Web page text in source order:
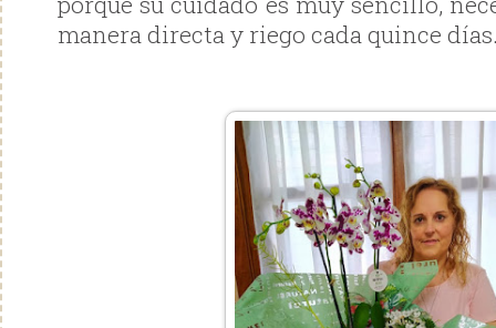
manera directa y riego cada quince